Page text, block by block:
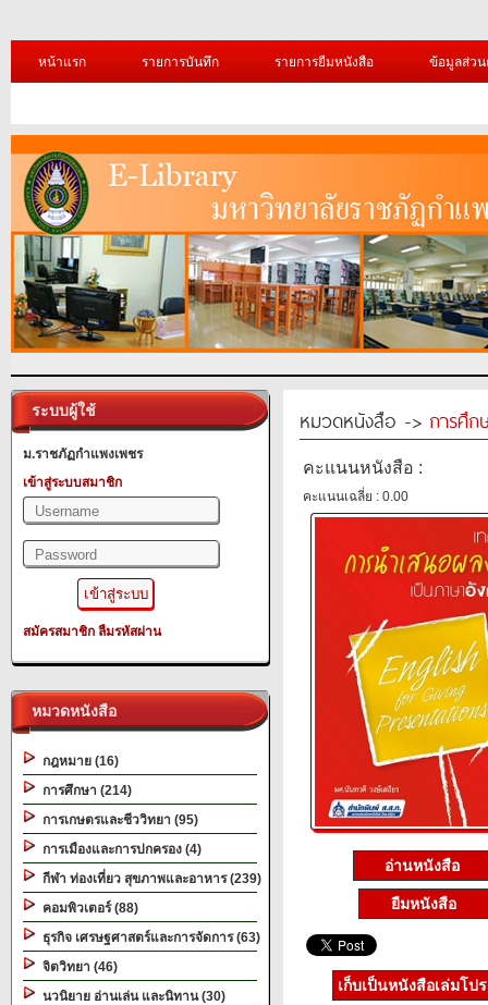
หน้าแรก รายการบันทึก รายการยืมหนังสือ ข้อมูลส่ว
ระบบผู้ใช้
ม.ราชภัฏกำแพงเพชร
เข้าสู่ระบบสมาชิก
สมัครสมาชิก ลืมรหัสผ่าน
หมวดหนังสือ
กฎหมาย (16)
การศึกษา (214)
การเกษตรและชีววิทยา (95)
การเมืองและการปกครอง (4)
กีฬา ท่องเที่ยว สุขภาพและอาหาร (239)
คอมพิวเตอร์ (88)
ธุรกิจ เศรษฐศาสตร์และการจัดการ (63)
จิตวิทยา (46)
นวนิยาย อ่านเล่น และนิทาน (30)
หมวดหนังสือ -> การศึก
คะแนนหนังสือ :
คะแนนเฉลี่ย : 0.00
อ่านหนังสือ
ยืมหนังสือ
เก็บเป็นหนังสือเล่มโป